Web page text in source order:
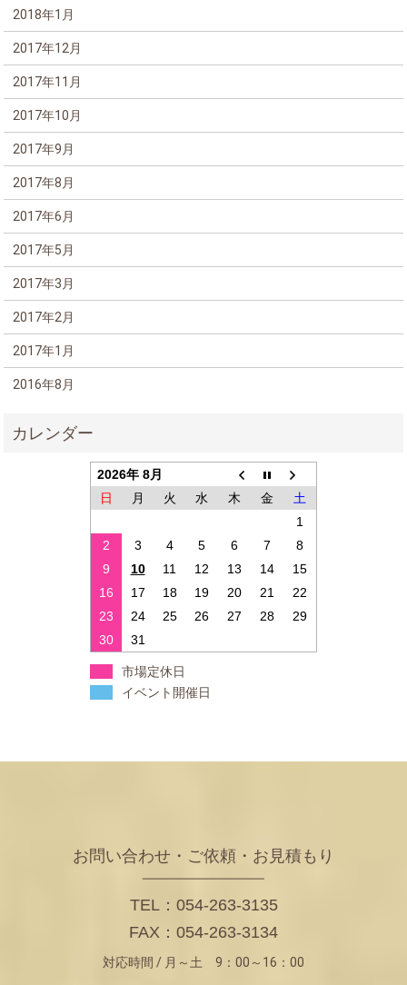
2018年1月
2017年12月
2017年11月
2017年10月
2017年9月
2017年8月
2017年6月
2017年5月
2017年3月
2017年2月
2017年1月
2016年8月
2026年 8月
日
月 火 水 木 金
土
1
2
3 4 5 6 7
8
9
10 11 12 13 14
15
16
17 18 19 20 21
22
23
24 25 26 27 28
29
30
31
市場定休日
イベント開催日
お問い合わせ・ご依頼・お見積もり
TEL：054-263-3135
FAX：054-263-3134
対応時間 / 月～土 9：00～16：00